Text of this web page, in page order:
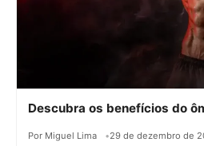
Descubra os benefícios do
Por Miguel Lima 29 de dezembro de